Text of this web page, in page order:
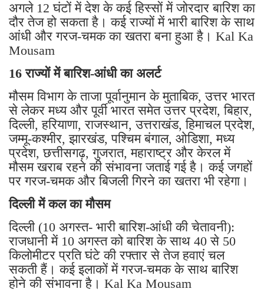
अगले 12 घंटों में देश के कई हिस्सों में जोरदार बारिश का
दौर तेज हो सकता है। कई राज्यों में भारी बारिश के साथ
आंधी और गरज-चमक का खतरा बना हुआ है। Kal Ka
Mousam
16 राज्यों में बारिश-आंधी का अलर्ट
मौसम विभाग के ताजा पूर्वानुमान के मुताबिक, उत्तर भारत
से लेकर मध्य और पूर्वी भारत समेत उत्तर प्रदेश, बिहार,
दिल्ली, हरियाणा, राजस्थान, उत्तराखंड, हिमाचल प्रदेश,
जम्मू-कश्मीर, झारखंड, पश्चिम बंगाल, ओडिशा, मध्य
प्रदेश, छत्तीसगढ़, गुजरात, महाराष्ट्र और केरल में
मौसम खराब रहने की संभावना जताई गई है। कई जगहों
पर गरज-चमक और बिजली गिरने का खतरा भी रहेगा।
दिल्ली में कल का मौसम
दिल्ली (10 अगस्त- भारी बारिश-आंधी की चेतावनी):
राजधानी में 10 अगस्त को बारिश के साथ 40 से 50
किलोमीटर प्रति घंटे की रफ्तार से तेज हवाएं चल
सकती हैं। कई इलाकों में गरज-चमक के साथ बारिश
होने की संभावना है। Kal Ka Mousam